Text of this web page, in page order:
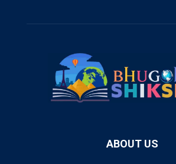
ABOUT US